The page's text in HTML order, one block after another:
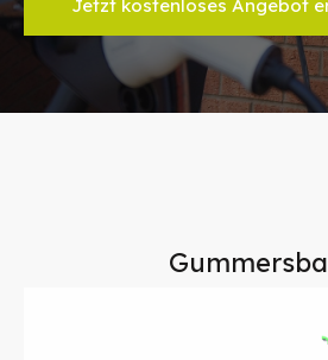
Jetzt kostenloses Angebot